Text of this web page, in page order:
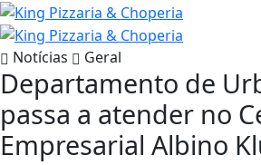
Notícias Geral
Departamento de
passa a atender no
Empresarial Albino